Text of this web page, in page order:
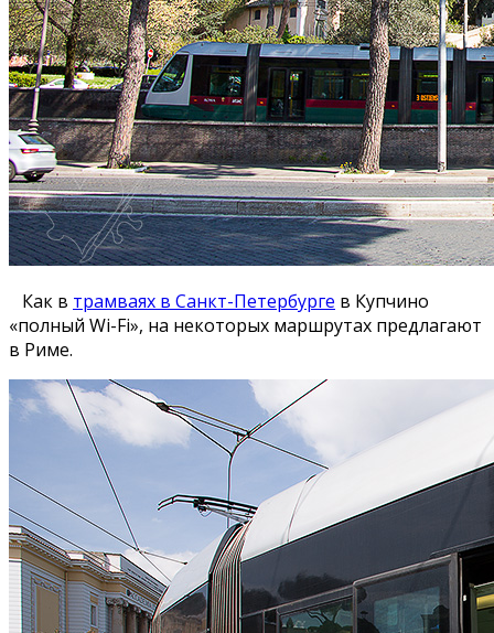
Как в трамваях в Санкт-Петербурге в Купчино
«полный Wi-Fi», на некоторых маршрутах предлагают
в Риме.